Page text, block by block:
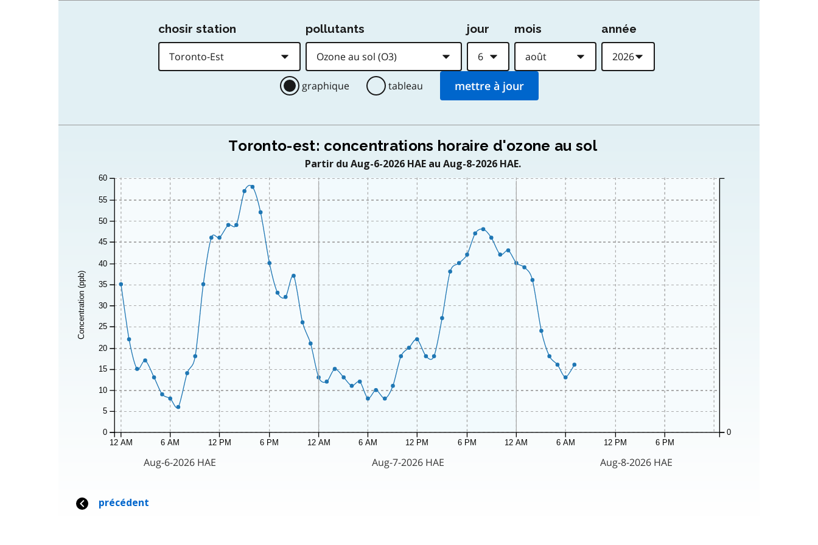
chosir station pollutants jour mois année
graphique tableau
Toronto-est: concentrations horaire d'ozone au sol
Partir du Aug-6-2026 HAE au Aug-8-2026 HAE.
12 AM 6 AM 12 PM 6 PM 12 AM 6 AM 12 PM 6 PM 12 AM 6 AM 12 PM 6 PM
Concentration (ppb)
0
5
10
15
20
25
30
35
40
45
50
55
60
0
Aug-6-2026 HAE Aug-7-2026 HAE Aug-8-2026 HAE
précédent